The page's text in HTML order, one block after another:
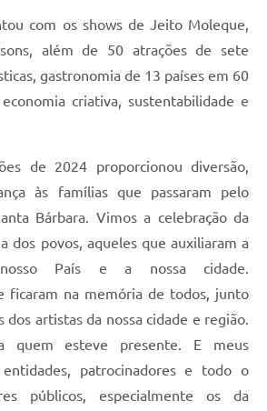
com os shows de Jeito Moleque,
além de 50 atrações de sete
gastronomia de 13 países em 60
criativa, sustentabilidade e
de 2024 proporcionou diversão,
às famílias que passaram pelo
Bárbara. Vimos a celebração da
dos povos, aqueles que auxiliaram a
País e a nossa cidade.
ficaram na memória de todos, junto
dos artistas da nossa cidade e região.
quem esteve presente. E meus
patrocinadores e todo o
públicos, especialmente os da